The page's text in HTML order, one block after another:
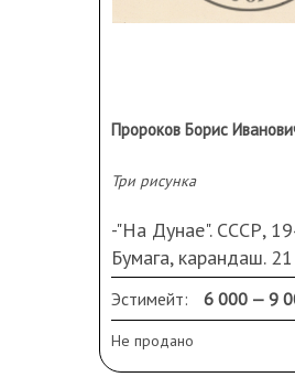
Три рисунка
-"На Дунае". СССР,
Бумага, карандаш.
-"Прага". СССР, 1945
Бумага, карандаш. 21
-"В Праге". СССР, 1945
Бумага, карандаш.
Эстимейт: 6 000 — 9
Не продано